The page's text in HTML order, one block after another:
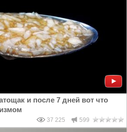
и после 7 дней вот что
37 225 599